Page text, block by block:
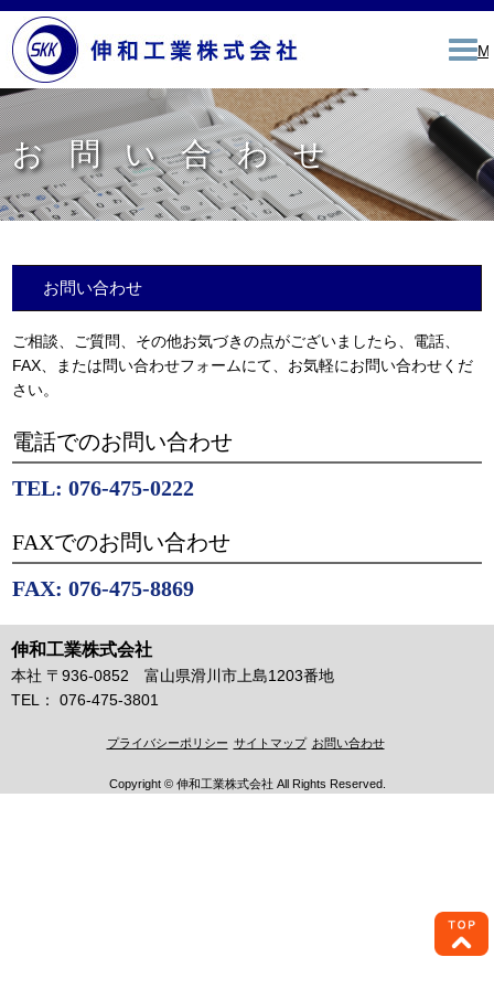
お問い合わせ
お問い合わせ
ご相談、ご質問、その他お気づきの点がございましたら、電話、
FAX、または問い合わせフォームにて、お気軽にお問い合わせくだ
さい。
電話でのお問い合わせ
TEL: 076-475-0222
FAXでのお問い合わせ
FAX: 076-475-8869
伸和工業株式会社
本社 〒936-0852 富山県滑川市上島1203番地
TEL： 076-475-3801
プライバシーポリシー サイトマップ お問い合わせ
Copyright © 伸和工業株式会社 All Rights Reserved.